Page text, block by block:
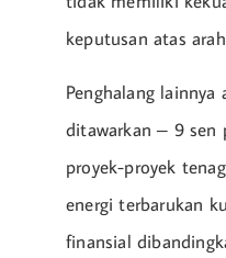
keputusan atas
Penghalang
ditawarkan – 9
proyek-proyek
energi terbarukan
finansial